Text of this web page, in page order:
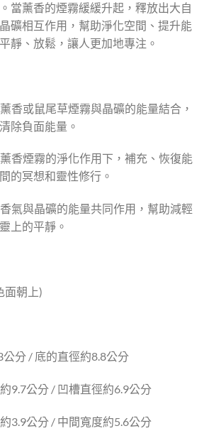
當薰香的煙霧緩緩升起，釋放出大自
礦相互作用，幫助淨化空間、提升能
靜、放鬆，讓人更加地專注。
香或鼠尾草煙霧與晶礦的能量結合，
除負面能量。
香煙霧的淨化作用下，補充、恢復能
的冥想和靈性修行。
氣與晶礦的能量共同作用，幫助減輕
上的平靜。
面朝上)
公分 / 底的直徑約8.8公分
9.7公分 / 凹槽直徑約6.9公分
3.9公分 / 中間寬度約5.6公分